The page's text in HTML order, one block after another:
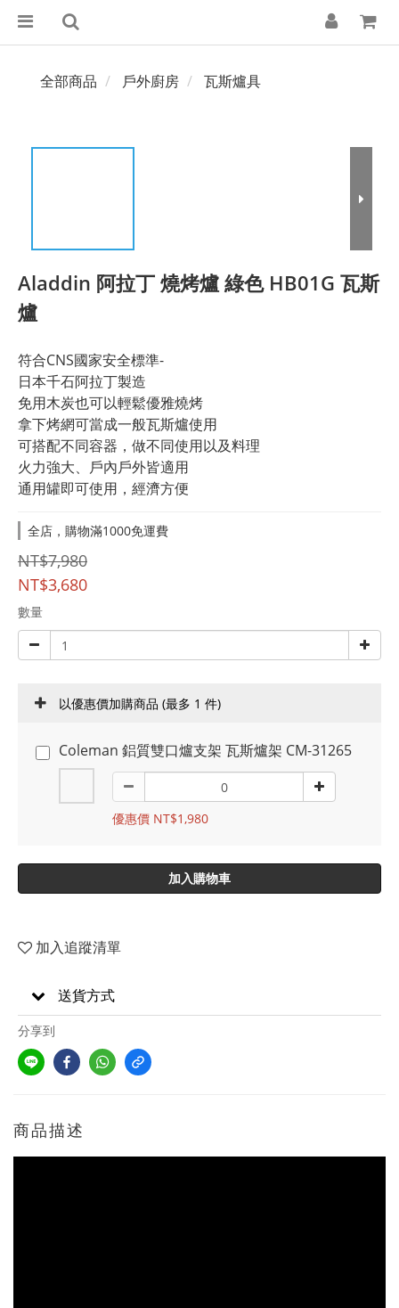
全部商品 戶外廚房 瓦斯爐具
Aladdin 阿拉丁 燒烤爐 綠色 HB01G 瓦斯
爐
符合CNS國家安全標準-
日本千石阿拉丁製造
免用木炭也可以輕鬆優雅燒烤
拿下烤網可當成一般瓦斯爐使用
可搭配不同容器，做不同使用以及料理
火力強大、戶內戶外皆適用
通用罐即可使用，經濟方便
全店，購物滿1000免運費
NT$7,980
NT$3,680
數量
以優惠價加購商品 (最多 1 件)
Coleman 鋁質雙口爐支架 瓦斯爐架 CM-31265
優惠價 NT$1,980
加入購物車
加入追蹤清單
送貨方式
分享到
商品描述